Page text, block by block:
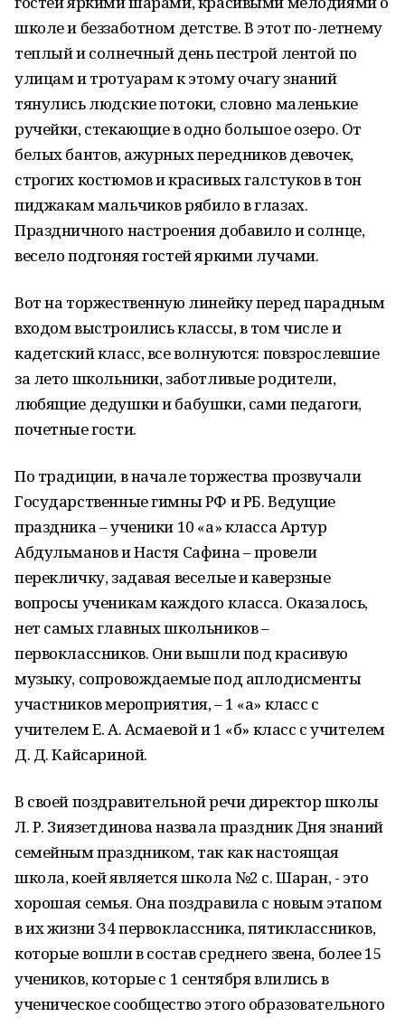
школе и беззаботном детстве. В этот по-летнему
теплый и солнечный день пестрой лентой по
улицам и тротуарам к этому очагу знаний
тянулись людские потоки, словно маленькие
ручейки, стекающие в одно большое озеро. От
белых бантов, ажурных передников девочек,
строгих костюмов и красивых галстуков в тон
пиджакам мальчиков рябило в глазах.
Праздничного настроения добавило и солнце,
весело подгоняя гостей яркими лучами.
Вот на торжественную линейку перед парадным
входом выстроились классы, в том числе и
кадетский класс, все волнуются: повзрослевшие
за лето школьники, заботливые родители,
любящие дедушки и бабушки, сами педагоги,
почетные гости.
По традиции, в начале торжества прозвучали
Государственные гимны РФ и РБ. Ведущие
праздника – ученики 10 «а» класса Артур
Абдульманов и Настя Сафина – провели
перекличку, задавая веселые и каверзные
вопросы ученикам каждого класса. Оказалось,
нет самых главных школьников –
первоклассников. Они вышли под красивую
музыку, сопровождаемые под аплодисменты
участников мероприятия, – 1 «а» класс с
учителем Е. А. Асмаевой и 1 «б» класс с учителем
Д. Д. Кайсариной.
В своей поздравительной речи директор школы
Л. Р. Зиязетдинова назвала праздник Дня знаний
семейным праздником, так как настоящая
школа, коей является школа №2 с. Шаран, - это
хорошая семья. Она поздравила с новым этапом
в их жизни 34 первоклассника, пятиклассников,
которые вошли в состав среднего звена, более 15
учеников, которые с 1 сентября влились в
ученическое сообщество этого образовательного